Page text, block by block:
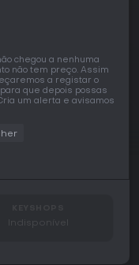
chegou a nenhuma
não tem preço. Assim
a registar o
que depois possas
um alerta e avisamos
Indisponível